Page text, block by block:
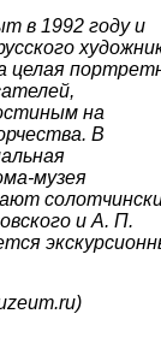
в 1992 году и
целая
на
В
музея
и А. П.